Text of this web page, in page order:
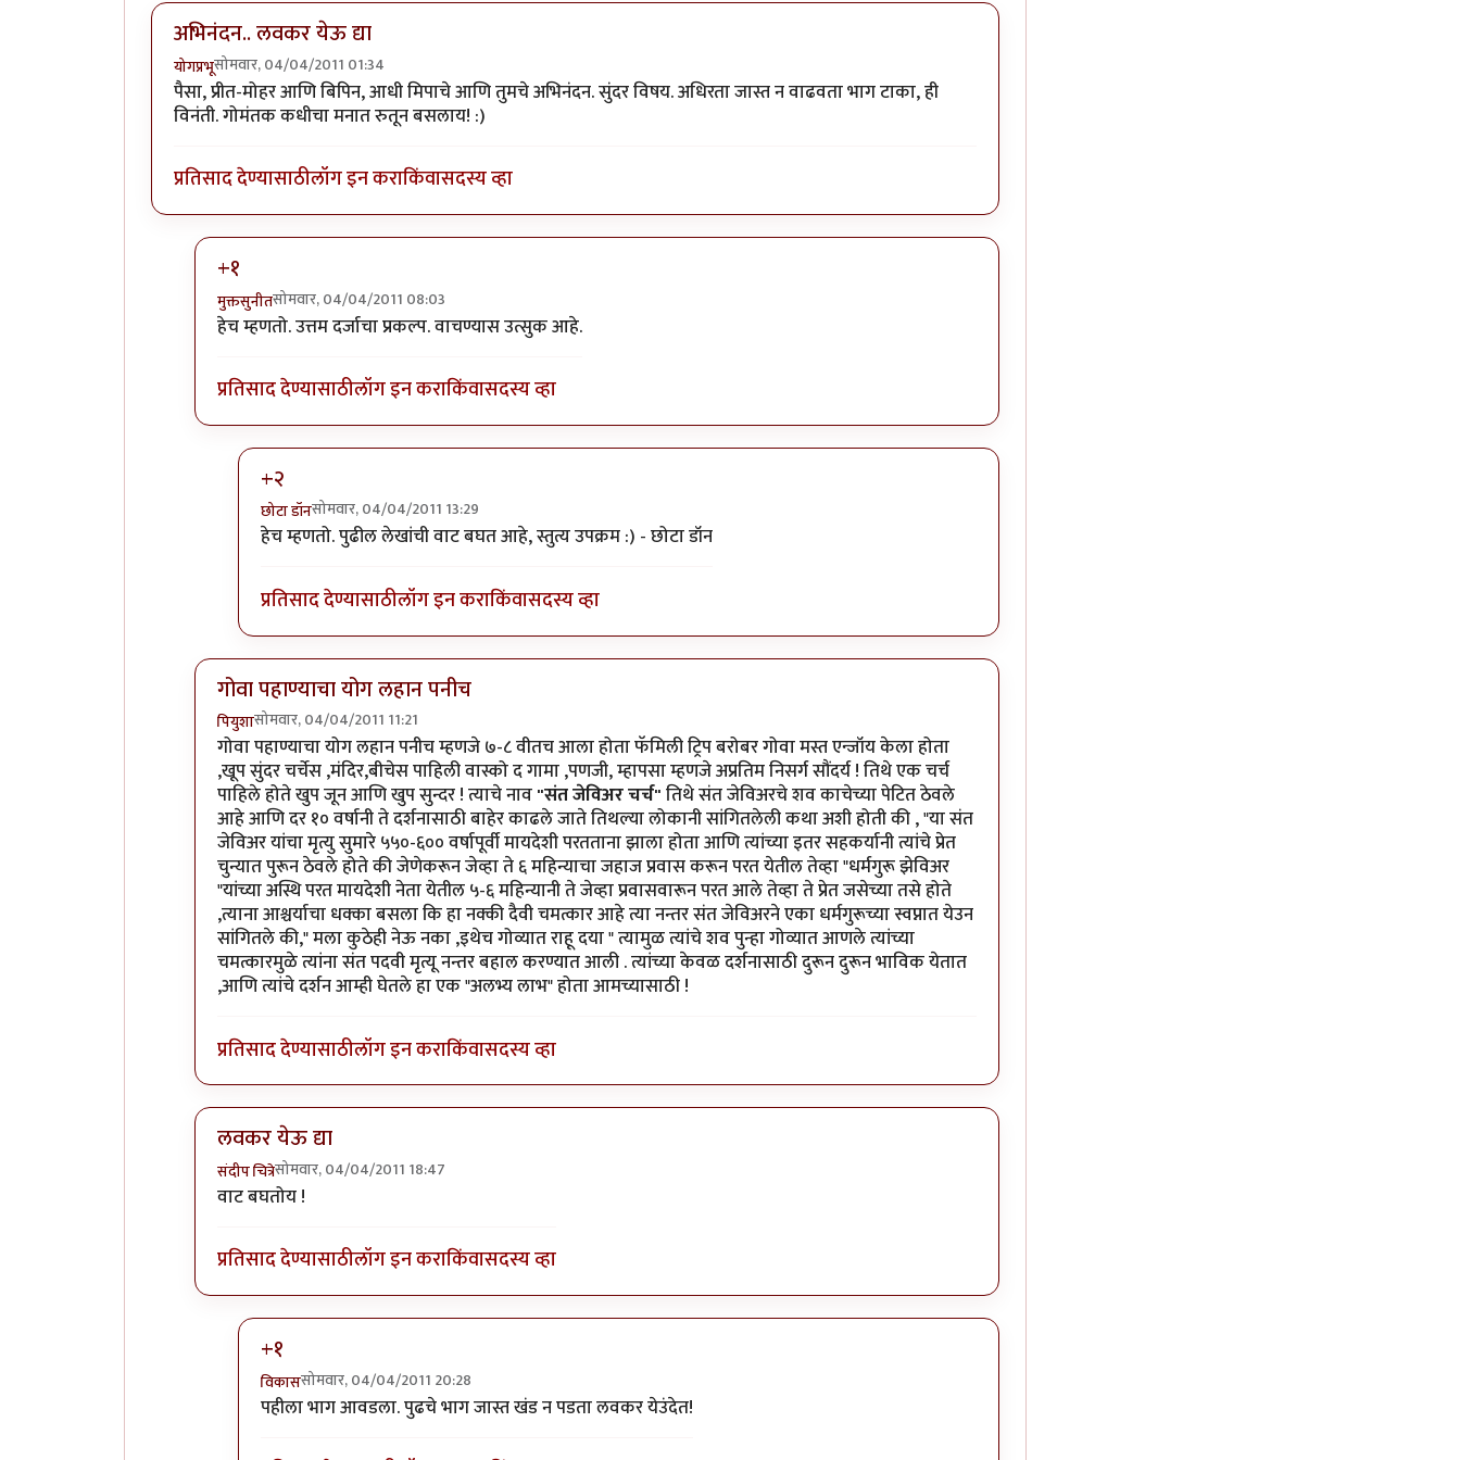
अभिनंदन.. लवकर येऊ द्या
योगप्रभूसोमवार, 04/04/2011 01:34
पैसा, प्रीत-मोहर आणि बिपिन, आधी मिपाचे आणि तुमचे अभिनंदन. सुंदर विषय. अधिरता जास्त न वाढवता भाग टाका, ही
विनंती. गोमंतक कधीचा मनात रुतून बसलाय! :)
प्रतिसाद देण्यासाठीलॉग इन कराकिंवासदस्य व्हा
+१
मुक्तसुनीतसोमवार, 04/04/2011 08:03
In reply toअभिनंदन.. लवकर येऊ द्याbyयोगप्रभू
हेच म्हणतो. उत्तम दर्जाचा प्रकल्प. वाचण्यास उत्सुक आहे.
प्रतिसाद देण्यासाठीलॉग इन कराकिंवासदस्य व्हा
+२
छोटा डॉनसोमवार, 04/04/2011 13:29
In reply to+१byमुक्तसुनीत
हेच म्हणतो. पुढील लेखांची वाट बघत आहे, स्तुत्य उपक्रम :) - छोटा डॉन
प्रतिसाद देण्यासाठीलॉग इन कराकिंवासदस्य व्हा
गोवा पहाण्याचा योग लहान पनीच
पियुशासोमवार, 04/04/2011 11:21
In reply toअभिनंदन.. लवकर येऊ द्याbyयोगप्रभू
गोवा पहाण्याचा योग लहान पनीच म्हणजे ७-८ वीतच आला होता फॅमिली ट्रिप बरोबर गोवा मस्त एन्जॉय केला होता
,खूप सुंदर चर्चेस ,मंदिर,बीचेस पाहिली वास्को द गामा ,पणजी, म्हापसा म्हणजे अप्रतिम निसर्ग सौंदर्य ! तिथे एक चर्च
पाहिले होते खुप जून आणि खुप सुन्दर ! त्याचे नाव"संत जेविअर चर्च"तिथे संत जेविअरचे शव काचेच्या पेटित ठेवले
आहे आणि दर १० वर्षानी ते दर्शनासाठी बाहेर काढले जाते तिथल्या लोकानी सांगितलेली कथा अशी होती की , "या संत
जेविअर यांचा मृत्यु सुमारे ५५०-६०० वर्षापूर्वी मायदेशी परतताना झाला होता आणि त्यांच्या इतर सहकर्यानी त्यांचे प्रेत
चुन्यात पुरून ठेवले होते की जेणेकरून जेव्हा ते ६ महिन्याचा जहाज प्रवास करून परत येतील तेव्हा "धर्मगुरू झेविअर
"यांच्या अस्थि परत मायदेशी नेता येतील ५-६ महिन्यानी ते जेव्हा प्रवासवारून परत आले तेव्हा ते प्रेत जसेच्या तसे होते
,त्याना आश्चर्याचा धक्का बसला कि हा नक्की दैवी चमत्कार आहे त्या नन्तर संत जेविअरने एका धर्मगुरूच्या स्वप्नात येउन
सांगितले की," मला कुठेही नेऊ नका ,इथेच गोव्यात राहू दया " त्यामुळ त्यांचे शव पुन्हा गोव्यात आणले त्यांच्या
चमत्कारमुळे त्यांना संत पदवी मृत्यू नन्तर बहाल करण्यात आली . त्यांच्या केवळ दर्शनासाठी दुरून दुरून भाविक येतात
,आणि त्यांचे दर्शन आम्ही घेतले हा एक "अलभ्य लाभ" होता आमच्यासाठी !
प्रतिसाद देण्यासाठीलॉग इन कराकिंवासदस्य व्हा
लवकर येऊ द्या
संदीप चित्रेसोमवार, 04/04/2011 18:47
In reply toअभिनंदन.. लवकर येऊ द्या
वाट बघतोय !
प्रतिसाद देण्यासाठीलॉग इन कराकिंवासदस्य व्हा
+१
विकाससोमवार, 04/04/2011 20:28
In reply toलवकर येऊ द्याbyसंदीप चित्रे
पहीला भाग आवडला. पुढचे भाग जास्त खंड न पडता लवकर येउंदेत!